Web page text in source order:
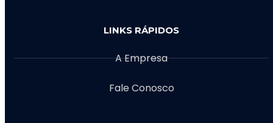
LINKS RÁPIDOS
A Empresa
Fale Conosco